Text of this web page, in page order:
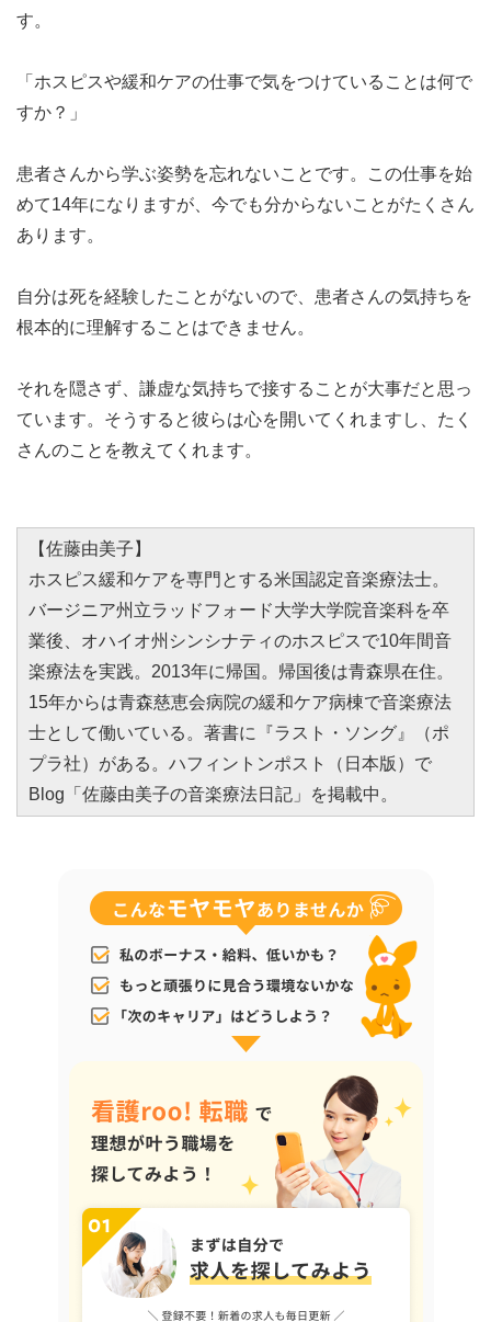
す。
「ホスピスや緩和ケアの仕事で気をつけていることは何で
すか？」
患者さんから学ぶ姿勢を忘れないことです。この仕事を始
めて14年になりますが、今でも分からないことがたくさん
あります。
自分は死を経験したことがないので、患者さんの気持ちを
根本的に理解することはできません。
それを隠さず、謙虚な気持ちで接することが大事だと思っ
ています。そうすると彼らは心を開いてくれますし、たく
さんのことを教えてくれます。
【佐藤由美子】
ホスピス緩和ケアを専門とする米国認定音楽療法士。
バージニア州立ラッドフォード大学大学院音楽科を卒
業後、オハイオ州シンシナティのホスピスで10年間音
楽療法を実践。2013年に帰国。帰国後は青森県在住。
15年からは青森慈恵会病院の緩和ケア病棟で音楽療法
士として働いている。著書に『ラスト・ソング』（ポ
プラ社）がある。ハフィントンポスト（日本版）で
Blog「佐藤由美子の音楽療法日記」を掲載中。